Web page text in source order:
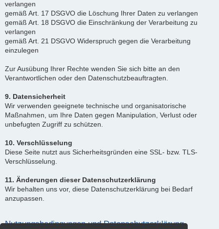
verlangen
gemäß Art. 17 DSGVO die Löschung Ihrer Daten zu verlangen
gemäß Art. 18 DSGVO die Einschränkung der Verarbeitung zu
verlangen
gemäß Art. 21 DSGVO Widerspruch gegen die Verarbeitung
einzulegen
Zur Ausübung Ihrer Rechte wenden Sie sich bitte an den
Verantwortlichen oder den Datenschutzbeauftragten.
9. Datensicherheit
Wir verwenden geeignete technische und organisatorische
Maßnahmen, um Ihre Daten gegen Manipulation, Verlust oder
unbefugten Zugriff zu schützen.
10. Verschlüsselung
Diese Seite nutzt aus Sicherheitsgründen eine SSL- bzw. TLS-
Verschlüsselung.
11. Änderungen dieser Datenschutzerklärung
Wir behalten uns vor, diese Datenschutzerklärung bei Bedarf
anzupassen.
Nutzungsbedingungen und Datenschutzerklärung